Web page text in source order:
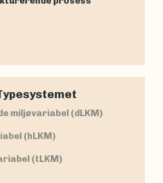
miljøvariabel (dLKM)
(hLKM)
(tLKM)